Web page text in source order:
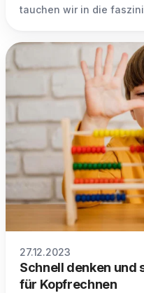
tauchen wir in die
27.12.2023
Schnell denken und
für Kopfrechnen